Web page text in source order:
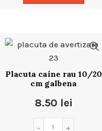
Placuta caine rau 10/20
cm galbena
8.50 lei